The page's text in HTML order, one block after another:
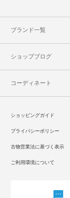
ブランド一覧
ショップブログ
コーディネート
ショッピングガイド
プライバシーポリシー
古物営業法に基づく表示
ご利用環境について